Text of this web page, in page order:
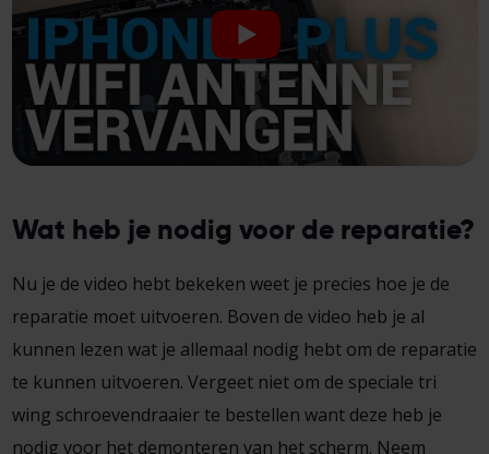
Wat heb je nodig voor de reparatie?
Nu je de video hebt bekeken weet je precies hoe je de
reparatie moet uitvoeren. Boven de video heb je al
kunnen lezen wat je allemaal nodig hebt om de reparatie
te kunnen uitvoeren. Vergeet niet om de speciale tri
wing schroevendraaier te bestellen want deze heb je
nodig voor het demonteren van het scherm. Neem